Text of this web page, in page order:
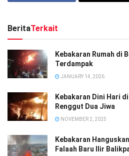
BeritaTerkait
Kebakaran Rumah di
Terdampak
JANUARY 14, 2026
Kebakaran Dini Hari
Renggut Dua Jiwa
NOVEMBER 2, 2025
Kebakaran
Falaah Baru Ilir